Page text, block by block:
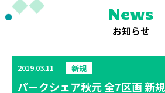
News
お知らせ
2019.03.11 新規
パークシェア秋元 全7区画 新